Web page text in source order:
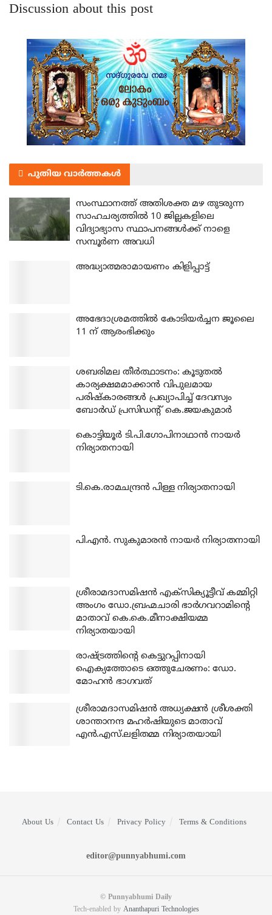
Discussion about this post
പുതിയ വാർത്തകൾ
സംസ്ഥാനത്ത് അതിശക്ത മഴ തുടരുന്ന
സാഹചര്യത്തിൽ 10 ജില്ലകളിലെ
വിദ്യാഭ്യാസ സ്ഥാപനങ്ങൾക്ക് നാളെ
സമ്പൂർണ അവധി
അദ്ധ്യാത്മരാമായണം കിളിപ്പാട്ട്
അഭേദാശ്രമത്തില്‍ കോടിയര്‍ച്ചന ജൂലൈ
11 ന് ആരംഭിക്കും
ശബരിമല തീര്‍ത്ഥാടനം: കൂടുതല്‍
കാര്യക്ഷമമാക്കാന്‍ വിപുലമായ
പരിഷ്‌കാരങ്ങള്‍ പ്രഖ്യാപിച്ച് ദേവസ്വം
ബോര്‍ഡ് പ്രസിഡന്റ് കെ.ജയകുമാര്‍
കൊട്ടിയൂര്‍ ടി.പി.ഗോപിനാഥാന്‍ നായര്‍
നിര്യാതനായി
ടി.കെ.രാമചന്ദ്രന്‍ പിള്ള നിര്യാതനായി
പി.എന്‍. സുകുമാരന്‍ നായര്‍ നിര്യാതനായി
ശ്രീരാമദാസമിഷന്‍ എക്‌സിക്യൂട്ടീവ് കമ്മിറ്റി
അംഗം ഡോ.ബ്രഹ്മചാരി ഭാര്‍ഗവറാമിന്റെ
മാതാവ് കെ.കെ.മീനാക്ഷിയമ്മ
നിര്യാതയായി
രാഷ്ട്രത്തിന്റെ കെട്ടുറപ്പിനായി
ഐക്യത്തോടെ ഒത്തുചേരണം: ഡോ.
മോഹന്‍ ഭാഗവത്
ശ്രീരാമദാസമിഷന്‍ അധ്യക്ഷന്‍ ശ്രീശക്തി
ശാന്താനന്ദ മഹര്‍ഷിയുടെ മാതാവ്
എന്‍.എസ്.ലളിതമ്മ നിര്യാതയായി
About Us Contact Us Privacy Policy Terms & Conditions
editor@punnyabhumi.com
© Punnyabhumi Daily
Tech-enabled by Ananthapuri Technologies